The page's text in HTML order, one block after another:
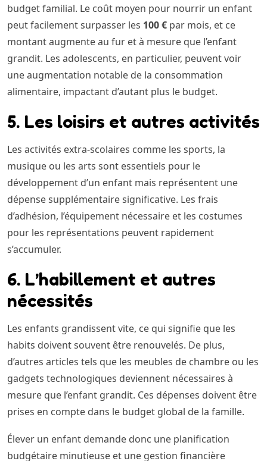
budget familial. Le coût moyen pour nourrir un enfant
peut facilement surpasser les 100 € par mois, et ce
montant augmente au fur et à mesure que l’enfant
grandit. Les adolescents, en particulier, peuvent voir
une augmentation notable de la consommation
alimentaire, impactant d’autant plus le budget.
5. Les loisirs et autres activités
Les activités extra-scolaires comme les sports, la
musique ou les arts sont essentiels pour le
développement d’un enfant mais représentent une
dépense supplémentaire significative. Les frais
d’adhésion, l’équipement nécessaire et les costumes
pour les représentations peuvent rapidement
s’accumuler.
6. L’habillement et autres
nécessités
Les enfants grandissent vite, ce qui signifie que les
habits doivent souvent être renouvelés. De plus,
d’autres articles tels que les meubles de chambre ou les
gadgets technologiques deviennent nécessaires à
mesure que l’enfant grandit. Ces dépenses doivent être
prises en compte dans le budget global de la famille.
Élever un enfant demande donc une planification
budgétaire minutieuse et une gestion financière